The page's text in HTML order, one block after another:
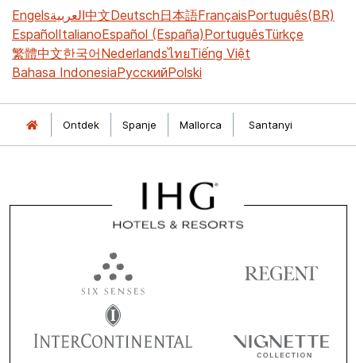
Engelsالعربية中文Deutsch日本語FrançaisPortuguês(BR)
EspañolItalianoEspañol (España)PortuguêsTürkçe
繁體中文한국어NederlandsไทยTiếng Việt
Bahasa IndonesiaРусскийPolski
Ontdek Spanje Mallorca Santanyi